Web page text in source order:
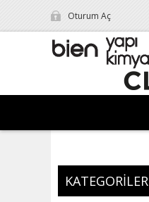
Oturum Aç
KATEGORILER